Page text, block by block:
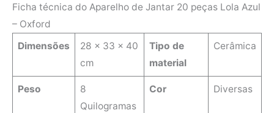
Ficha técnica do Aparelho de Jantar 20 peças Lola Azul
– Oxford
Dimensões
‎28 x 33 x 40
cm
Tipo de
material
‎Cerâmica
Peso
8
Quilogramas
Cor ‎Diversas